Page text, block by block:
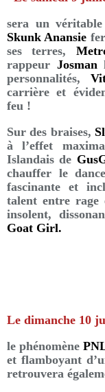
sera un
Skunk Anansie
ses terres,
rappeur Josman
personnalités,
carrière et
feu !
Sur des braises,
à l’effet
Islandais de
chauffer le
fascinante et
talent entre rage
insolent,
Goat Girl.
Le dimanche 10
le phénomène
et flamboyant
retrouvera